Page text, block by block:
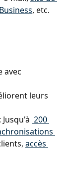
, etc.
avec
leurs
200
accès